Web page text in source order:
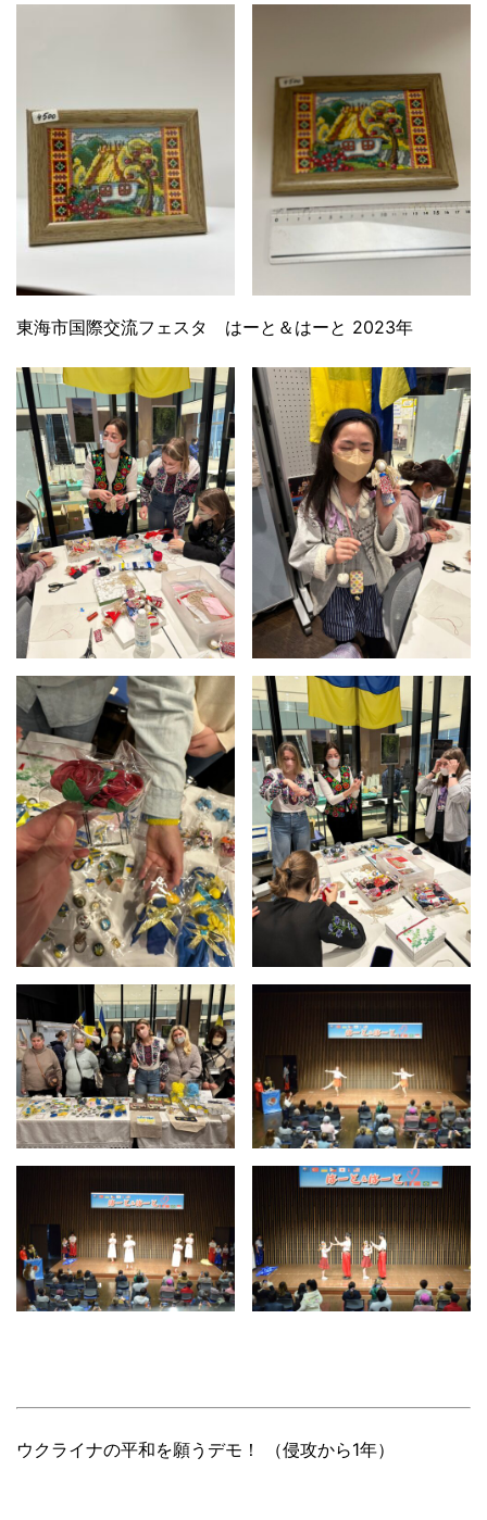
東海市国際交流フェスタ はーと＆はーと 2023年
ウクライナの平和を願うデモ！ （侵攻から1年）